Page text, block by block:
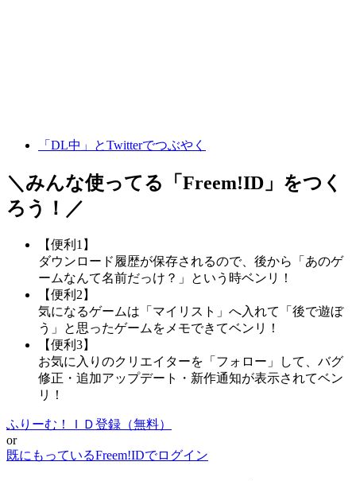
「DL中」とTwitterでつぶやく
＼みんな使ってる「 Freem!ID 」をつく
ろう！／
【便利1】
ダウンロード履歴が保存されるので、後から「あのゲ
ームなんて名前だっけ？」という時ベンリ！
【便利2】
気になるゲームは「マイリスト」へ入れて「後で遊ぼ
う」と思ったゲームをメモできてベンリ！
【便利3】
お気に入りのクリエイターを「フォロー」して、バグ
修正・追加アップデート・新作通知が表示されてベン
リ！
ふりーむ！ＩＤ登録（無料）
or
既にもっているFreem!IDでログイン